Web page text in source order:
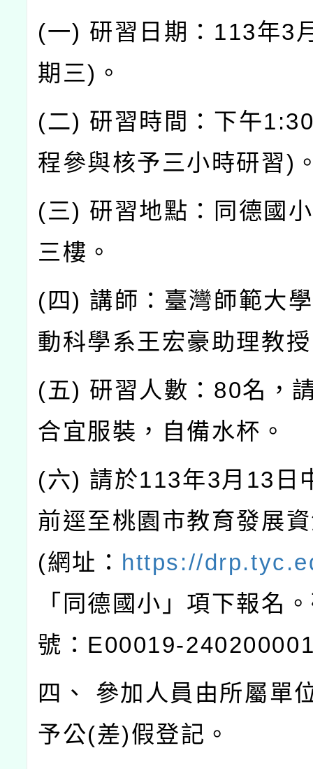
(一) 研習日期：113年3
期三)。
(二) 研習時間：下午
程參與核予三小時研習)
(三) 研習地點：同德國
三樓。
(四) 講師：臺灣師範大
動科學系王宏豪助理教
(五) 研習人數：80名，
合宜服裝，自備水杯。
(六) 請於113年3月13日
前逕至桃園市教育發展
(網址： https://
「同德國小」項下報名
號：E00019-
四、 參加人員由所屬單
予公(差)假登記。